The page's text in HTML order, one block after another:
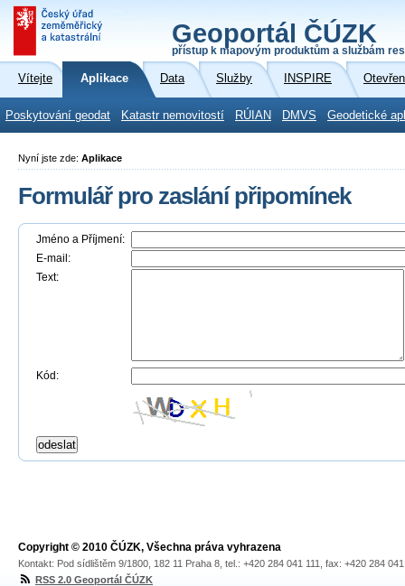
Geoportál ČÚZK
přístup k mapovým produktům a službám
Vítejte Aplikace Data Služby INSPIRE
Poskytování geodat Katastr nemovitostí RÚIAN DMVS Geodetické
Nyní jste zde: Aplikace
Formulář pro zaslání připomínek
Jméno a Příjmení:
E-mail:
Text:
Kód:
Copyright © 2010 ČÚZK, Všechna práva vyhrazena
Kontakt: Pod sídlištěm 9/1800, 182 11 Praha 8, tel.: +420 284 041 111, fax: +420 284
RSS 2.0 Geoportál ČÚZK